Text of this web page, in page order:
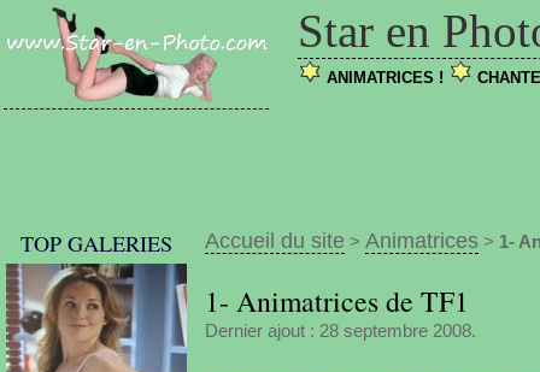
Star en
ANIMATRICES !
TOP GALERIES Accueil du site > Animatrices > 1-
1- Animatrices de TF1
Dernier ajout : 28 septembre 2008.